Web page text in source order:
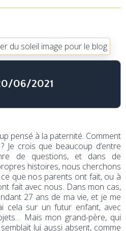
06/2021
pensé à la paternité. Comment
Je crois que beaucoup d’entre
de questions, et dans de
histoires, nous cherchons
que nos parents ont fait, ou à
fait avec nous. Dans mon cas,
27 ans de ma vie, et je me
cela sur un futur enfant, avec
Mais mon grand-père, qui
lui aussi absent, comme